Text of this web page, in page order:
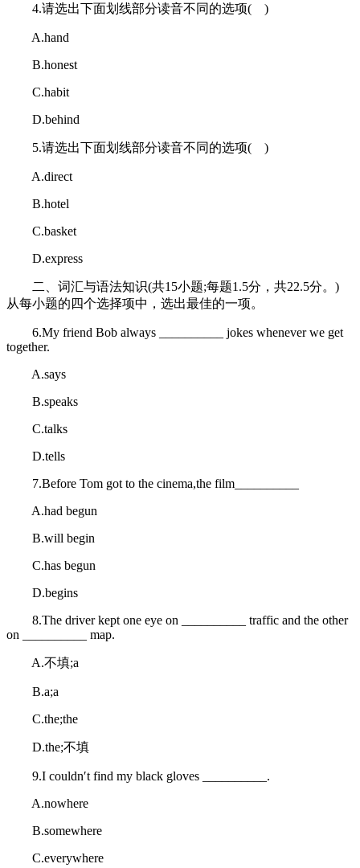
4.请选出下面划线部分读音不同的选项( )
A.hand
B.honest
C.habit
D.behind
5.请选出下面划线部分读音不同的选项( )
A.direct
B.hotel
C.basket
D.express
二、词汇与语法知识(共15小题;每题1.5分，共22.5分。)
从每小题的四个选择项中，选出最佳的一项。
6.My friend Bob always __________ jokes whenever we get
together.
A.says
B.speaks
C.talks
D.tells
7.Before Tom got to the cinema,the film__________
A.had begun
B.will begin
C.has begun
D.begins
8.The driver kept one eye on __________ traffic and the other
on __________ map.
A.不填;a
B.a;a
C.the;the
D.the;不填
9.I couldn′t find my black gloves __________.
A.nowhere
B.somewhere
C.everywhere